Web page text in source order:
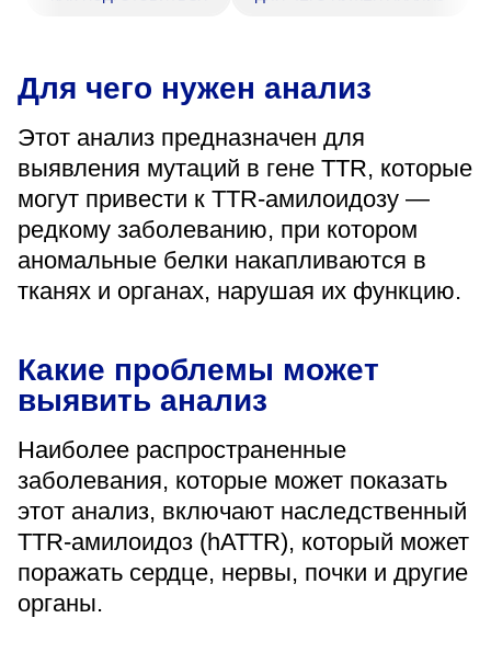
399000, г. Липецк, Плехановское лесничество,
Ленинский лесхоз, квартал 67
Понедельник — четверг
08:00–16:45
перерыв 12:00–12:30
Пятница
перерыв 12:00–12:30
Версия для слабовидящих
Для чего нужен анализ
Этот анализ предназначен для
выявления мутаций в гене TTR, которые
могут привести к TTR-амилоидозу —
редкому заболеванию, при котором
аномальные белки накапливаются в
тканях и органах, нарушая их функцию.
Какие проблемы может
выявить анализ
Наиболее распространенные
заболевания, которые может показать
этот анализ, включают наследственный
TTR-амилоидоз (hATTR), который может
поражать сердце, нервы, почки и другие
органы.